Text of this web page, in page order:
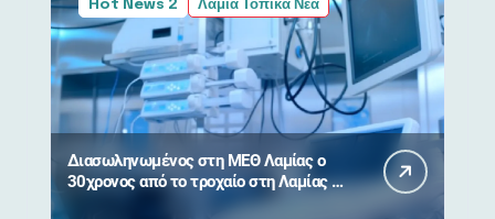
Hot News 2 Λαμία Τοπικά Νέα
Διασωληνωμένος στη ΜΕΘ Λαμίας ο
30χρονος από το τροχαίο στη Λαμίας –